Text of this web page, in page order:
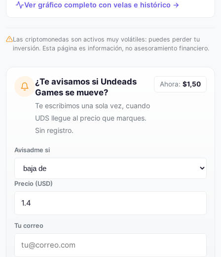
Ver gráfico completo con velas e histórico →
Las criptomonedas son activos muy volátiles: puedes perder tu
inversión. Esta página es información, no asesoramiento financiero.
¿Te avisamos si Undeads
Games se mueve?
Te escribimos una sola vez, cuando
UDS llegue al precio que marques.
Sin registro.
Ahora: $1,50
Avisadme si
Precio (USD)
Tu correo